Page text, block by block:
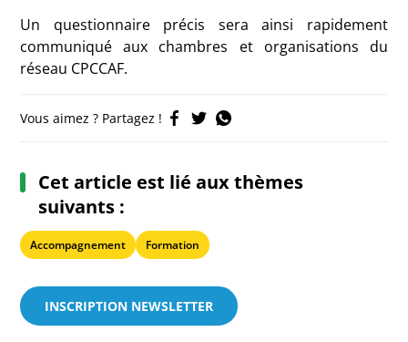
Un questionnaire précis sera ainsi rapidement
communiqué aux chambres et organisations du
réseau CPCCAF.
Vous aimez ? Partagez !
Cet article est lié aux thèmes
suivants :
Accompagnement Formation
INSCRIPTION NEWSLETTER